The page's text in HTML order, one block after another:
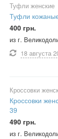
Туфли женские
Туфли
400 грн.
из г.
18 августа
Кроссовки
Кроссовки
39
490 грн.
из г.